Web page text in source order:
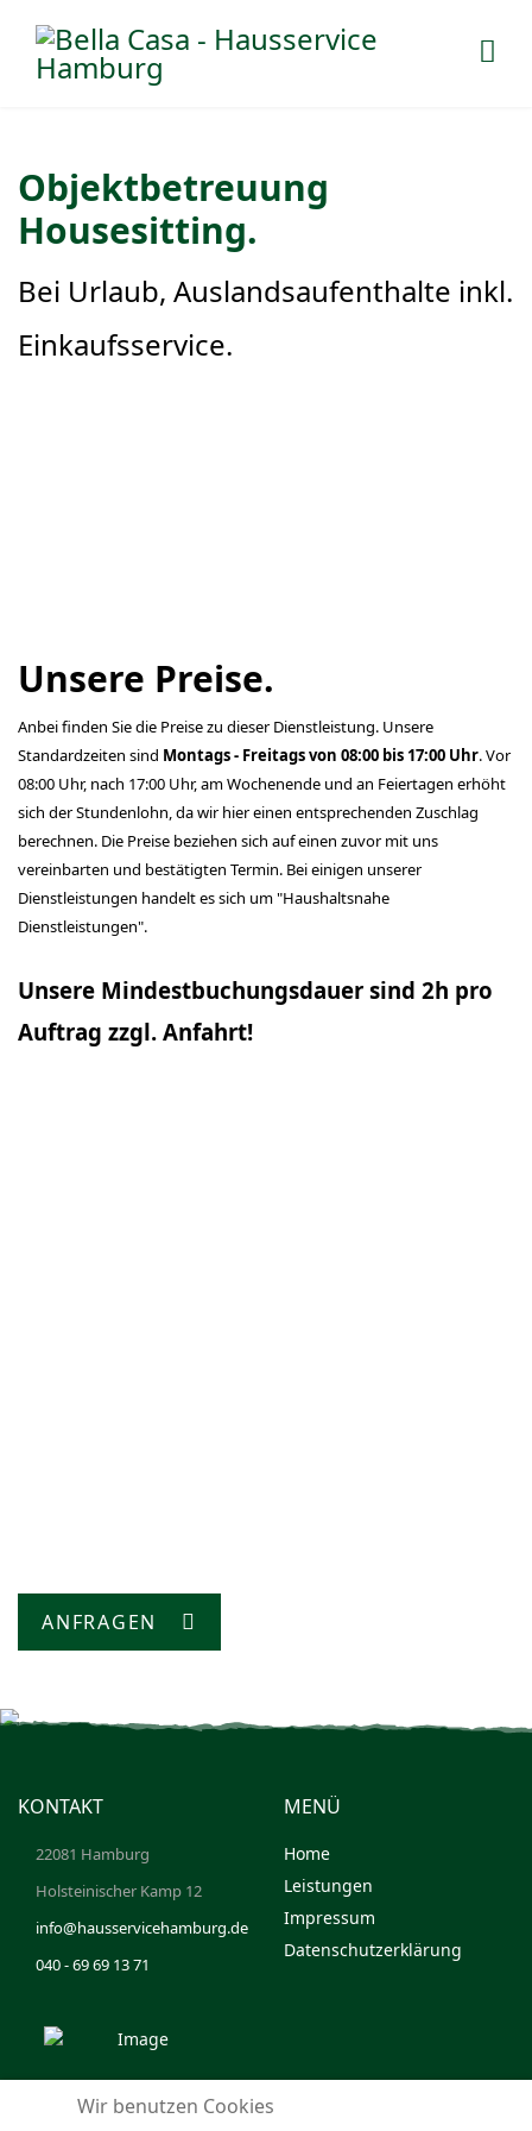
Objektbetreuung
Housesitting.
Bei Urlaub, Auslandsaufenthalte inkl.
Einkaufsservice.
Unsere Preise.
Anbei finden Sie die Preise zu dieser Dienstleistung. Unsere
Standardzeiten sind Montags - Freitags von 08:00 bis 17:00 Uhr. Vor
08:00 Uhr, nach 17:00 Uhr, am Wochenende und an Feiertagen erhöht
sich der Stundenlohn, da wir hier einen entsprechenden Zuschlag
berechnen. Die Preise beziehen sich auf einen zuvor mit uns
vereinbarten und bestätigten Termin. Bei einigen unserer
Dienstleistungen handelt es sich um "Haushaltsnahe
Dienstleistungen".
Unsere Mindestbuchungsdauer sind 2h pro
Auftrag zzgl. Anfahrt!
ANFRAGEN
KONTAKT
22081 Hamburg
Holsteinischer Kamp 12
info@hausservicehamburg.de
040 - 69 69 13 71
MENÜ
Home
Leistungen
Impressum
Datenschutzerklärung
Wir benutzen Cookies